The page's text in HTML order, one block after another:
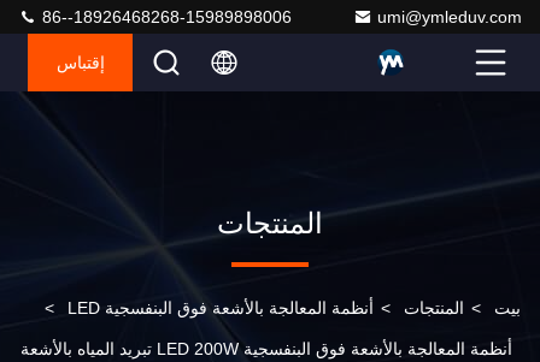
umi@ymleduv.com
86--18926468268-15989898006
إقتباس
المنتجات
بيت > المنتجات > أنظمة المعالجة بالأشعة فوق البنفسجية LED >
أنظمة المعالجة بالأشعة فوق البنفسجية LED 200W تبريد المياه بالأشعة